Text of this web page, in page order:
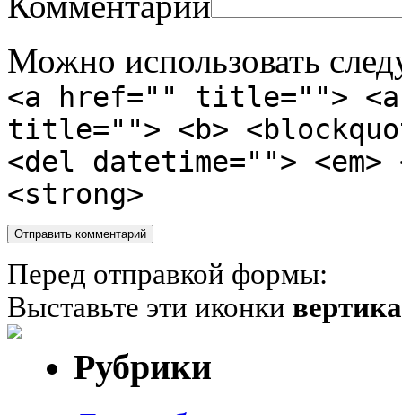
Можно использовать
<a href="" title="">
title=""> <b>
<del datetime="">
<strong>
Перед отправкой формы:
Выставьте эти иконки
Рубрики